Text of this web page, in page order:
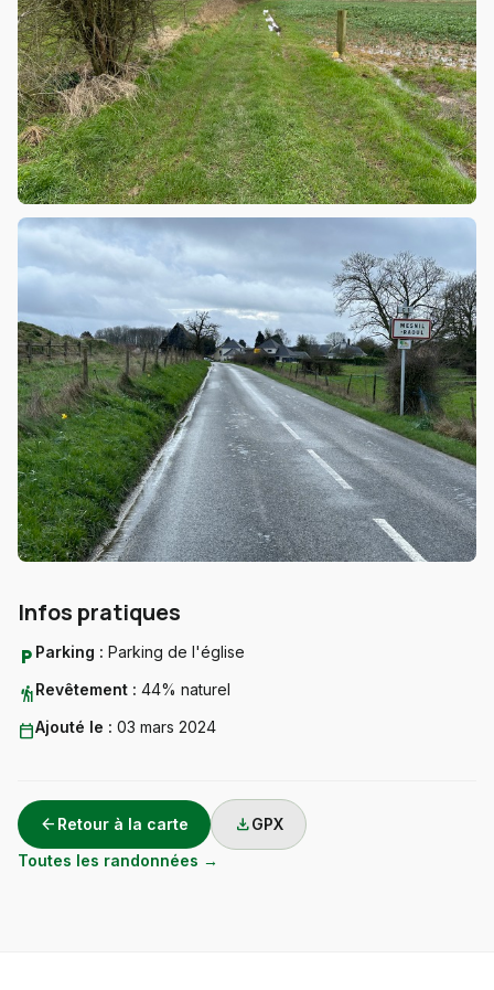
Infos pratiques
local_parking Parking : Parking de l'église
hikingRevêtement : 44% naturel
calendar_todayAjouté le : 03 mars 2024
arrow_back Retour à la carte downloadGPX
Toutes les randonnées →